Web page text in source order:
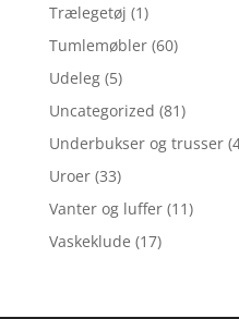
Trælegetøj (1)
Tumlemøbler (60)
Udeleg (5)
Uncategorized (81)
Underbukser og trusser
Uroer (33)
Vanter og luffer (11)
Vaskeklude (17)